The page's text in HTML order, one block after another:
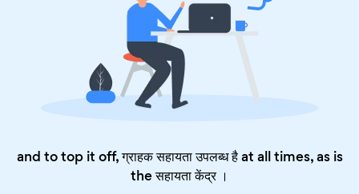
and to top it off, ग्राहक सहायता उपलब्ध है at all times, as is
theसहायता केंद्र।